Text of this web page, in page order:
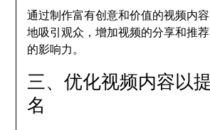
通过制作富有创意和价值的视频内
地吸引观众，增加视频的分享和推
的影响力。
三、优化视频内容以
名